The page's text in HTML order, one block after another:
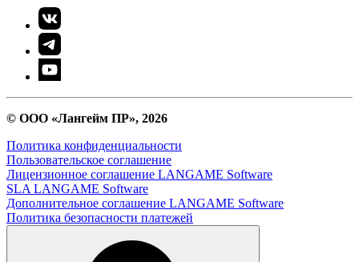
© ООО «Лангейм ПР», 2026
Политика конфиденциальности
Пользовательское соглашение
Лицензионное соглашение LANGAME Software
SLA LANGAME Software
Дополнительное соглашение LANGAME Software
Политика безопасности платежей